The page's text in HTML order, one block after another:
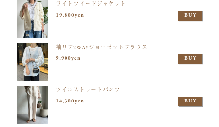
ライトツイードジャケット
19,800yen
BUY
袖リブ2WAYジョーゼットブラウス
9,900yen
BUY
ツイルストレートパンツ
14,300yen
BUY